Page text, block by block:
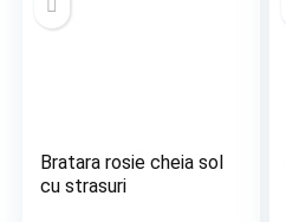
Bratara rosie cheia sol
cu strasuri